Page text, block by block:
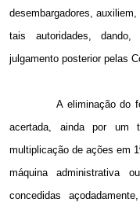
desembargadores,
tais autoridades,
julgamento posterior pelas
A eliminação do
acertada, ainda por
multiplicação de ações em
máquina administrativa
concedidas